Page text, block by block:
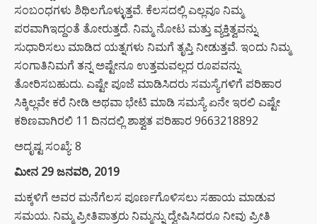
ಸಂಬಂಧಗಳು ಶಿಥಿಲಗೊಳ್ಳುತ್ತವೆ. ಕೆಲಸದಲ್ಲಿ ಎಲ್ಲವೂ ನಿಮ್ಮ
ಪರವಾಗಿಇದ್ದಂತೆ ತೋರುತ್ತದೆ. ನಿಮ್ಮ ನೋಟ ಮತ್ತು ವ್ಯಕ್ತಿತ್ವವನ್ನು
ಸುಧಾರಿಸಲು ಮಾಡಿದ ಯತ್ನಗಳು ನಿಮಗೆ ತೃಪ್ತಿ ನೀಡುತ್ತವೆ. ಇಂದು ನಿಮ್ಮ
ಸಂಗಾತಿನಿಮಗೆ ತನ್ನ ಅಷ್ಟೇನೂ ಉತ್ತಮವಲ್ಲದ ರೂಪವನ್ನು
ತೋರಿಸಬಹುದು. ಎಷ್ಟೇ ಪೂಜೆ ಮಾಡಿಸಿದರು ಸಮಸ್ಯೆಗಳಿಗೆ ಪರಿಹಾರ
ಸಿಕ್ಕಿಲ್ಲವೇ ಕರೆ ನೀಡಿ ಅಥವಾ ಭೇಟಿ ಮಾಡಿ ಸಮಸ್ಯೆ ಏನೇ ಇರಲಿ ಎಷ್ಟೇ
ಕಠಿಣವಾಗಿರಲಿ 11 ದಿನದಲ್ಲಿ ಶಾಶ್ವತ ಪರಿಹಾರ 9663218892
ಅದೃಷ್ಟ ಸಂಖ್ಯೆ: 8
ಮೀನ 29 ಜನವರಿ, 2019
ಮಕ್ಕಳಿಗೆ ಅವರ ಮನೆಗೆಲಸ ಪೂರ್ಣಗೊಳಿಸಲು ಸಹಾಯ ಮಾಡುವ
ಸಮಯ. ನಿಮ್ಮ ಪ್ರೀತಿಪಾತ್ರರು ನಿಮ್ಮನ್ನು ದ್ವೇಷಿಸಿದರೂ ನೀವು ಪ್ರೀತಿ